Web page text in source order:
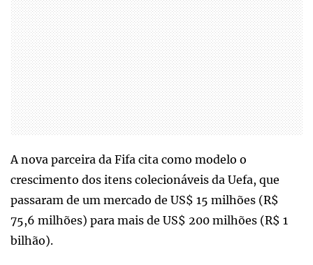
A nova parceira da Fifa cita como modelo o
crescimento dos itens colecionáveis da Uefa, que
passaram de um mercado de US$ 15 milhões (R$
75,6 milhões) para mais de US$ 200 milhões (R$ 1
bilhão).